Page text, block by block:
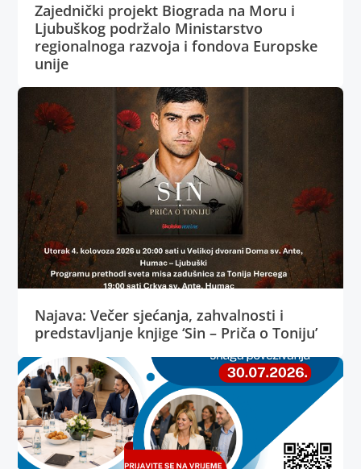
Zajednički projekt Biograda na Moru i
Ljubuškog podržalo Ministarstvo
regionalnoga razvoja i fondova Europske
unije
Najava: Večer sjećanja, zahvalnosti i
predstavljanje knjige ‘Sin – Priča o Toniju’